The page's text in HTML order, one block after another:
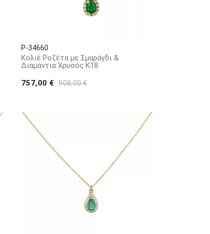
P-34660
Κολιέ Ροζέτα με Σμαράγδι &
Διαμάντια Χρυσός Κ18
757,00 € 908,00 €